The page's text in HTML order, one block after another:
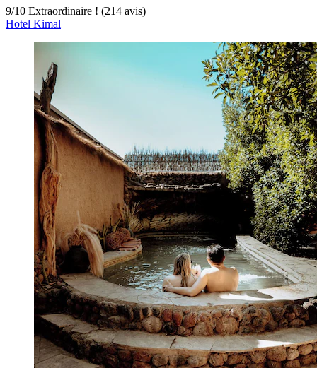
9/10 Extraordinaire ! (214 avis)
Hotel Kimal